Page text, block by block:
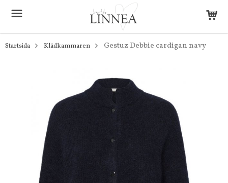
Startsida Klädkammaren Gestuz Debbie cardigan navy